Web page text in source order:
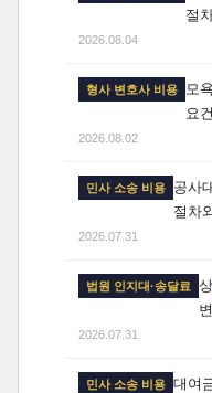
절
2026.08.04
형사 변호사 비용
모
요건
2026.08.02
민사 소송 비용
공사
절차
2026.07.31
법원 인지대·송달료
2026.07.31
민사 소송 비용 대여